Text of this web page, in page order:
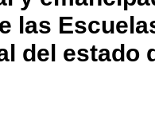
las
del estado